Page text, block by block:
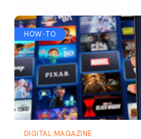
HOW-TO
DIGITAL MAGAZINE